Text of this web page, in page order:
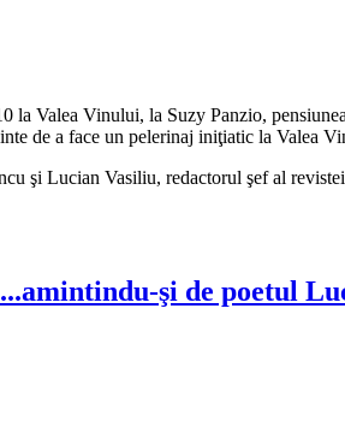
la Valea Vinului, la Suzy Panzio,
de a face un pelerinaj iniţiatic la Valea
şi Lucian Vasiliu, redactorul şef al
şi de poetul